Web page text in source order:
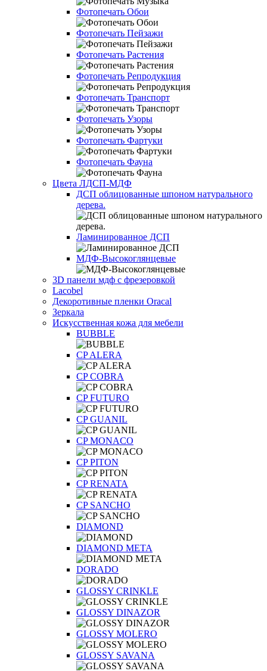
Фотопечать Обои
Фотопечать Пейзажи
Фотопечать Растения
Фотопечать Репродукция
Фотопечать Транспорт
Фотопечать Узоры
Фотопечать Фартуки
Фотопечать Фауна
Цвета ЛДСП-МДФ
ДСП облицованные шпоном натурального
дерева.
Ламинированное ДСП
МДФ-Высокоглянцевые
3D панели мдф с фрезеровкой
Lacobel
Декоротивные пленки Oracal
Зеркала
Искусственная кожа для мебели
BUBBLE
CP ALERA
CP COBRA
CP FUTURO
CP GUANIL
CP MONACO
CP PITON
CP RENATA
CP SANCHO
DIAMOND
DIAMOND META
DORADO
GLOSSY CRINKLE
GLOSSY DINAZOR
GLOSSY MOLERO
GLOSSY SAVANA